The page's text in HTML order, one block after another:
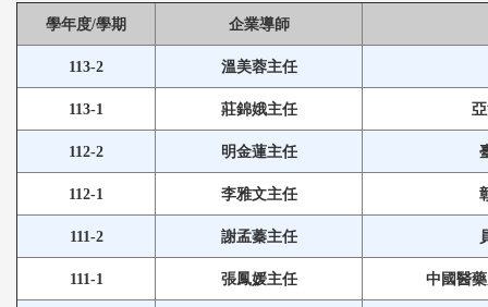
學年度/學期 企業導師
113-2 溫美蓉主任
113-1 莊錦娥主任
112-2 明金蓮主任
112-1 李雅文主任
111-2 謝孟蓁主任
111-1 張鳳媛主任 中國醫